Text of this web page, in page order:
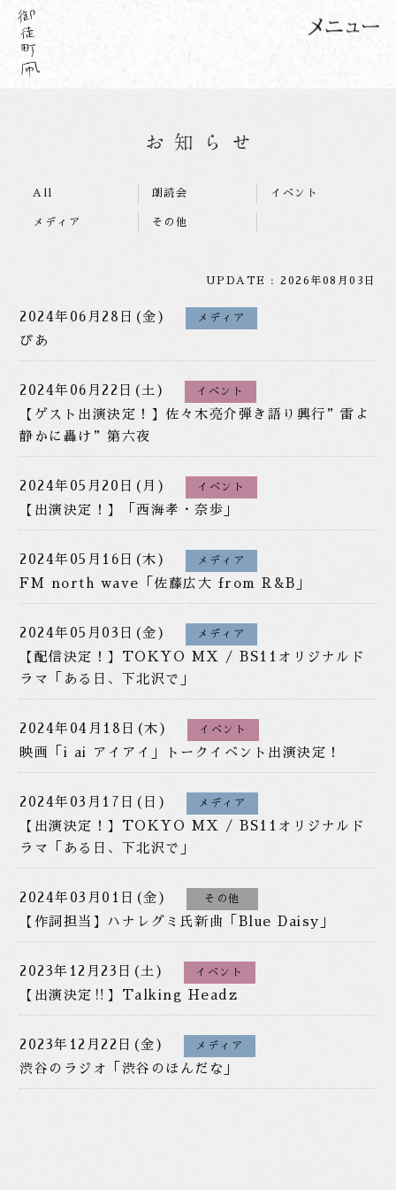
All 朗読会 イベント
メディア その他
UPDATE : 2026年08月03日
2024年06月28日(金) メディア
ぴあ
2024年06月22日(土) イベント
【ゲスト出演決定！】佐々木亮介弾き語り興行”雷よ
静かに轟け”第六夜
2024年05月20日(月) イベント
【出演決定！】「西海孝・奈歩」
2024年05月16日(木) メディア
FM north wave「佐藤広大 from R&B」
2024年05月03日(金) メディア
【配信決定！】TOKYO MX / BS11オリジナルド
ラマ「ある日、下北沢で」
2024年04月18日(木) イベント
映画「i ai アイアイ」トークイベント出演決定！
2024年03月17日(日) メディア
【出演決定！】TOKYO MX / BS11オリジナルド
ラマ「ある日、下北沢で」
2024年03月01日(金) その他
【作詞担当】ハナレグミ氏新曲「Blue Daisy」
2023年12月23日(土) イベント
【出演決定‼︎】Talking Headz
2023年12月22日(金) メディア
渋谷のラジオ「渋谷のほんだな」